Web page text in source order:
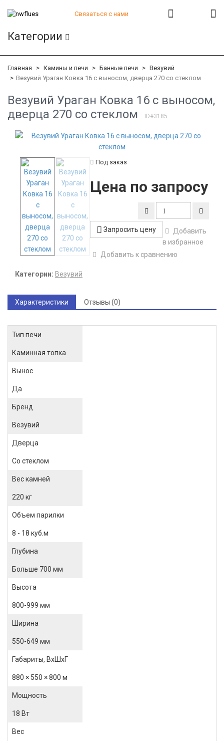
Связаться с нами
+7 (812) 542-07-85
+7 (812) 380-41-39
Категории
Главная Камины и печи Банные печи
Везувий
Везувий Ураган Ковка 16 c выносом, дверца 270 со стеклом
Везувий Ураган Ковка 16 c выносом,
дверца 270 со стеклом
ID#3185
Под заказ
Цена по запросу
Запросить цену
Добавить
в избранное
Добавить к сравнению
Категории: Везувий
Характеристики Отзывы (0)
Тип печи
Каминная топка
Вынос
Да
Бренд
Везувий
Дверца
Со стеклом
Вес камней
220 кг
Объем парилки
8 - 18 куб.м
Глубина
Больше 700 мм
Высота
800-999 мм
Ширина
550-649 мм
Габариты, ВхШхГ
880 × 550 × 800 м
Мощность
18 Вт
Вес